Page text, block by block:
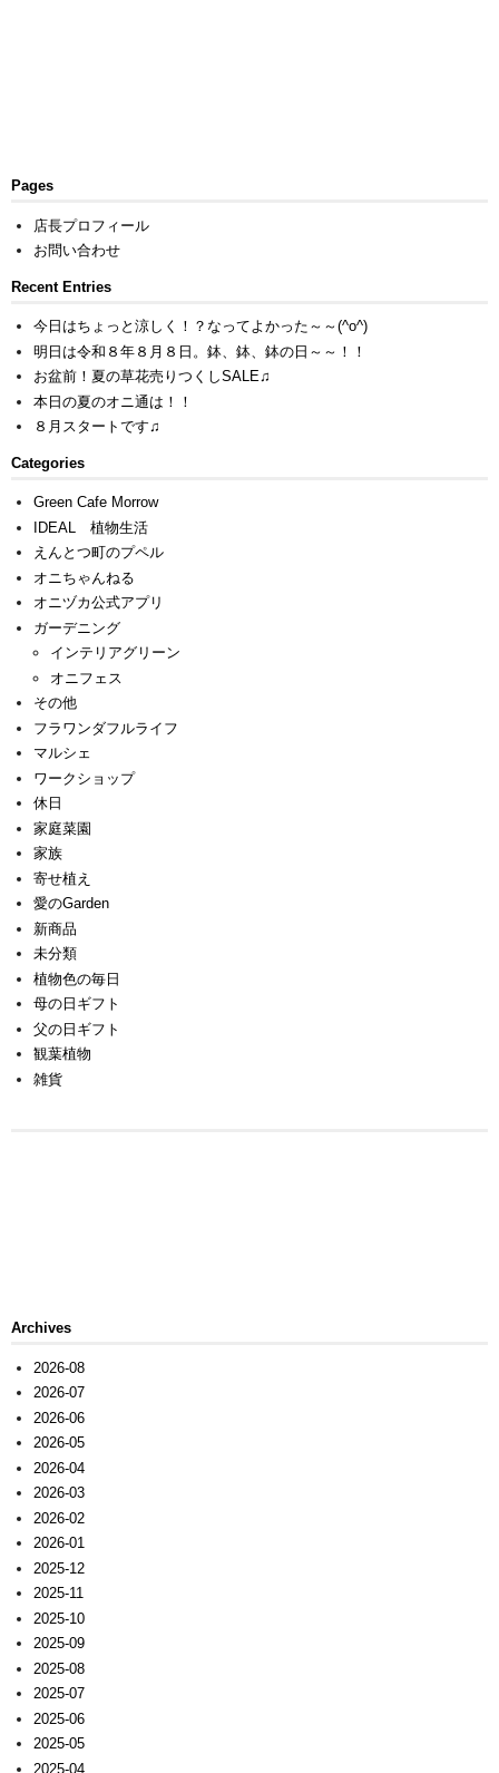
Pages
店長プロフィール
お問い合わせ
Recent Entries
今日はちょっと涼しく！？なってよかった～～(^o^)
明日は令和８年８月８日。鉢、鉢、鉢の日～～！！
お盆前！夏の草花売りつくしSALE♫
本日の夏のオニ通は！！
８月スタートです♫
Categories
Green Cafe Morrow
IDEAL 植物生活
えんとつ町のプペル
オニちゃんねる
オニヅカ公式アプリ
ガーデニング
インテリアグリーン
オニフェス
その他
フラワンダフルライフ
マルシェ
ワークショップ
休日
家庭菜園
家族
寄せ植え
愛のGarden
新商品
未分類
植物色の毎日
母の日ギフト
父の日ギフト
観葉植物
雑貨
Archives
2026-08
2026-07
2026-06
2026-05
2026-04
2026-03
2026-02
2026-01
2025-12
2025-11
2025-10
2025-09
2025-08
2025-07
2025-06
2025-05
2025-04